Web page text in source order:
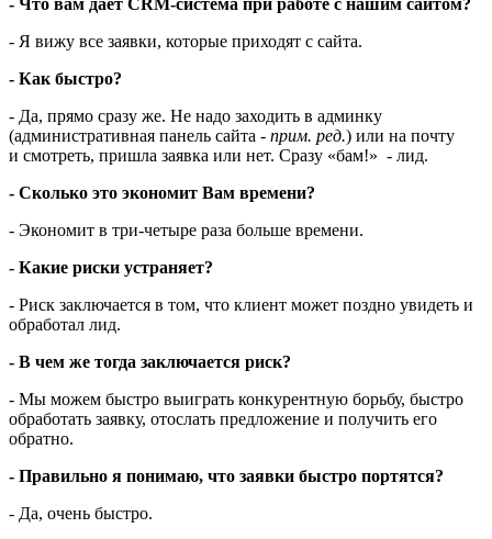
- Я вижу все заявки, которые приходят с сайта.
- Как быстро?
- Да, прямо сразу же. Не надо заходить в админку
(административная панель сайта - прим. ред.) или на почту
и смотреть, пришла заявка или нет. Сразу «бам!» - лид.
- Сколько это экономит Вам времени?
- Экономит в три-четыре раза больше времени.
- Какие риски устраняет?
- Риск заключается в том, что клиент может поздно увидеть и
обработал лид.
- В чем же тогда заключается риск?
- Мы можем быстро выиграть конкурентную борьбу, быстро
обработать заявку, отослать предложение и получить его
обратно.
- Правильно я понимаю, что заявки быстро портятся?
- Да, очень быстро.